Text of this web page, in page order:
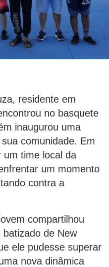
residente em
no basquete
inaugurou uma
comunidade. Em
um time local da
um momento
contra a
compartilhou
de New
ele pudesse superar
nova dinâmica